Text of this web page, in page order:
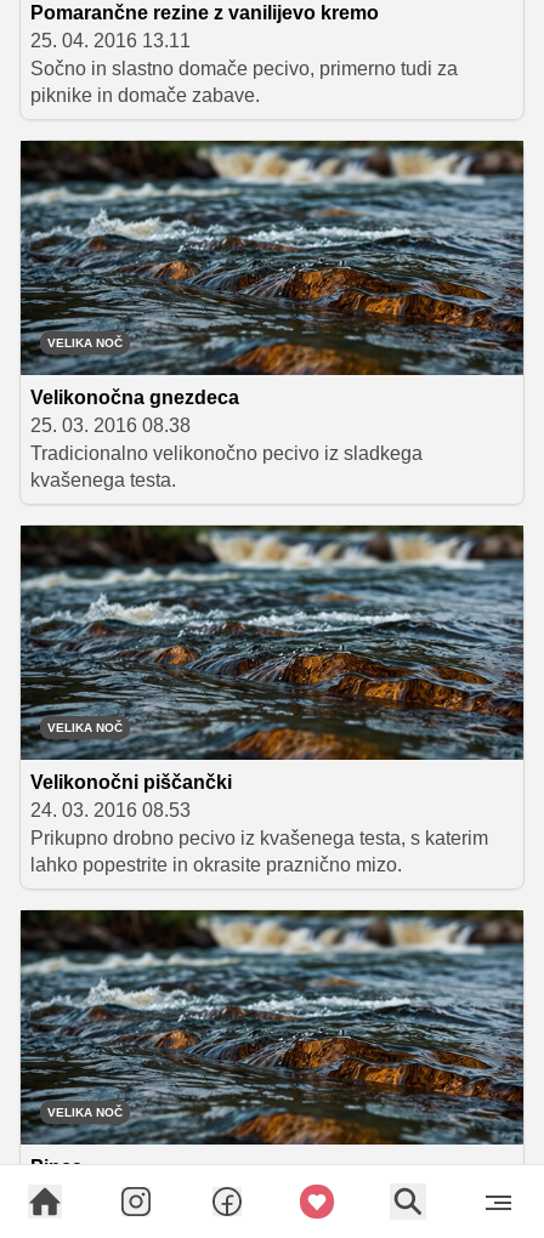
Pomarančne rezine z vanilijevo kremo
25. 04. 2016 13.11
Sočno in slastno domače pecivo, primerno tudi za
piknike in domače zabave.
VELIKA NOČ
Velikonočna gnezdeca
25. 03. 2016 08.38
Tradicionalno velikonočno pecivo iz sladkega
kvašenega testa.
VELIKA NOČ
Velikonočni piščančki
24. 03. 2016 08.53
Prikupno drobno pecivo iz kvašenega testa, s katerim
lahko popestrite in okrasite praznično mizo.
VELIKA NOČ
Pinca
21. 03. 2016 08.33
Pinca je sladek kruh, značilen za praznovanje velike